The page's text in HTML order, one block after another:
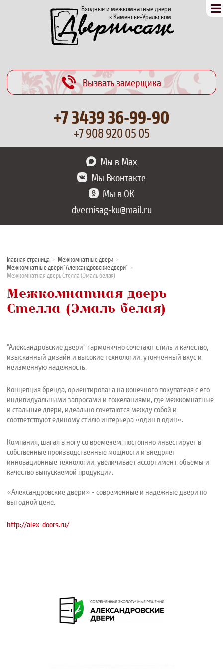
Входные и межкомнатные двери
в Каменске-Уральском
Вызвать замерщика
+7 343936-99-90
+7 908 920 05 05
Мы в Max
Мы Вконтакте
Мы в ОК
dvernisag-ku@mail.ru
Главная страница
Межкомнатные двери
Межкомнатные двери "Александровские двери"
Межкомнатная дверь Стелла (Эмаль белая)
Межкомнатная дверь
Стелла (Эмаль белая)
"Александровские двери" гармонично сочетают стиль и качество,
изысканный дизайн и высокие технологии, утонченный вкус и
неизменную надежность.
Концепция бренда, ориентирована на конечного покупателя с его
индивидуальными запросами и пожеланиями, где межкомнатные
и стальные двери, идеально сочетаются между собой и
соответствуют единому стилю интерьера «один в один».
Компания, шагая в ногу со временем, постоянно инвестирует в
собственные производственные мощности и внедряет
инновационные технологии, увеличивает ассортимент, объемы и
качество выпускаемой продукции.
«Александровские двери» - современные и надежные двери по
выгодной цене.
http://alex-doors.ru/